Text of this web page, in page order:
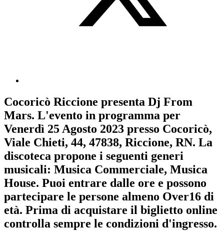
Cocoricò Riccione presenta Dj From
Mars. L'evento in programma per
Venerdì 25 Agosto 2023 presso Cocoricò,
Viale Chieti, 44, 47838, Riccione, RN. La
discoteca propone i seguenti generi
musicali: Musica Commerciale, Musica
House. Puoi entrare dalle ore e possono
partecipare le persone almeno Over16 di
età. Prima di acquistare il biglietto online
controlla sempre le condizioni d'ingresso.